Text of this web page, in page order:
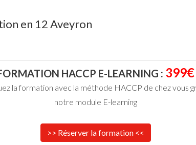
en 12 Aveyron
HACCP E-LEARNING : 399€
la formation avec la méthode HACCP de chez vous
notre module E-learning
>> Réserver la formation <<